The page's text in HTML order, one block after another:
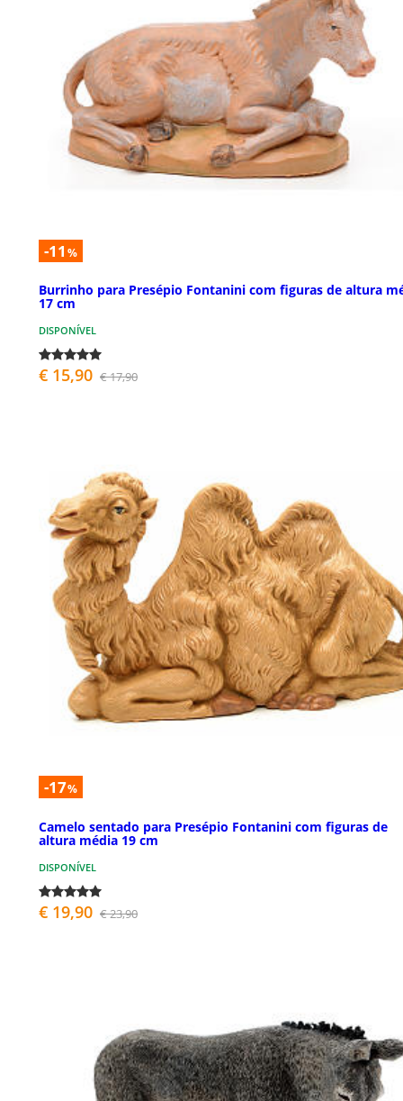
-11 %
Burrinho para Presépio Fontanini com figuras de altura
17 cm
DISPONÍVEL
€ 15,90 € 17,90
-17%
Camelo sentado para Presépio Fontanini com figuras de
altura média 19 cm
DISPONÍVEL
€ 19,90 € 23,90